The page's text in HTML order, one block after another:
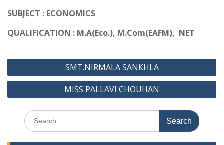
SUBJECT : ECONOMICS
QUALIFICATION : M.A(Eco.), M.Com(EAFM), NET
Post
navigation
SMT.NIRMALA SANKHLA
MISS PALLAVI CHOUHAN
Search
for: